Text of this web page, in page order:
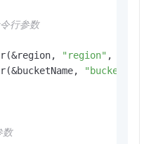
行参数
"region" ,
"bucket"
数